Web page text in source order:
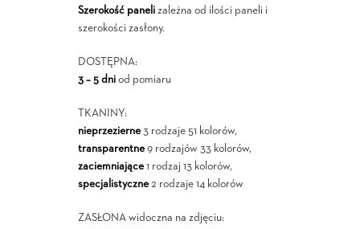
Szerokość panelizależna od ilości paneli i
szerokości zasłony.
DOSTĘPNA:
3 – 5 dniod pomiaru
TKANINY:
nieprzezierne3 rodzaje 51 kolorów,
transparentne9 rodzajów 33 kolorów,
zaciemniające1 rodzaj 13 kolorów,
specjalistyczne2 rodzaje 14 kolorów
ZASŁONA widoczna na zdjęciu: